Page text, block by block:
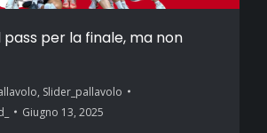
per la finale, ma non
, Slider_pallavolo
Giugno 13, 2025